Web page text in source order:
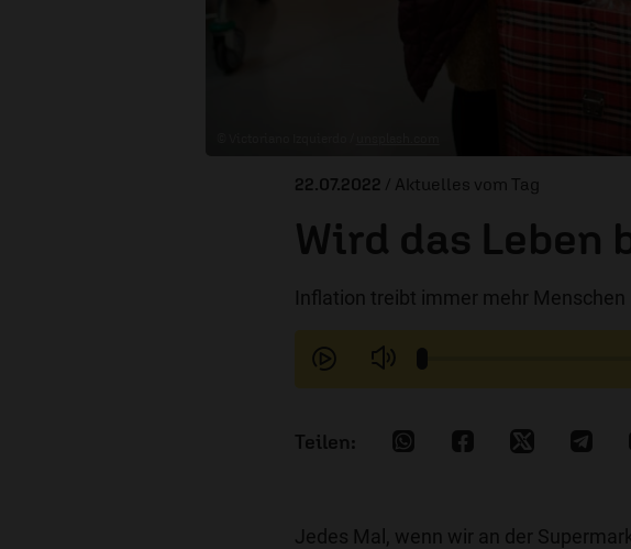
22.07.2022 / Aktuelles vom Tag
Wird das Leben
Inflation treibt immer mehr Menschen
Jedes Mal, wenn wir an der